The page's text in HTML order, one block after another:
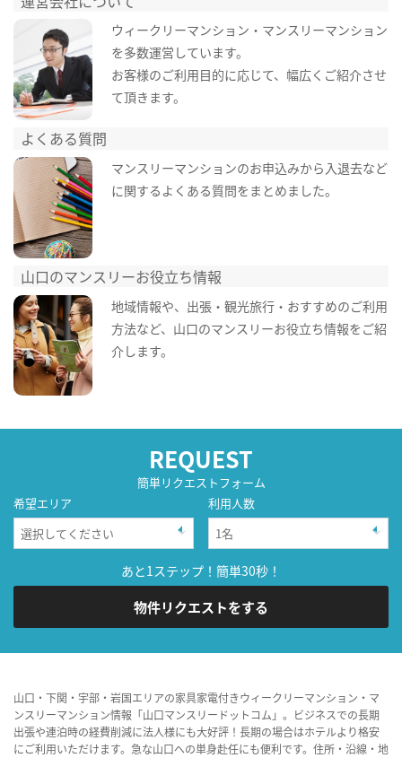
ウィークリーマンション・マンスリーマンション
を多数運営しています。
お客様のご利用目的に応じて、幅広くご紹介させ
て頂きます。
よくある質問
マンスリーマンションのお申込みから入退去など
に関するよくある質問をまとめました。
山口のマンスリーお役立ち情報
地域情報や、出張・観光旅行・おすすめのご利用
方法など、山口のマンスリーお役立ち情報をご紹
介します。
REQUEST
簡単リクエストフォーム
希望エリア
利用人数
あと1ステップ！簡単30秒！
物件リクエストをする
山口・下関・宇部・岩国エリアの家具家電付きウィークリーマンション・マ
ンスリーマンション情報「山口マンスリードットコム」。ビジネスでの長期
出張や連泊時の経費削減に法人様にも大好評！長期の場合はホテルより格安
にご利用いただけます。急な山口への単身赴任にも便利です。住所・沿線・地